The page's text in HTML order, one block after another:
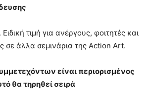
τιμή για ανέργους, φοιτητές και
σε άλλα σεμινάρια της Αction Art.
είναι περιορισμένος
θα τηρηθεί σειρά